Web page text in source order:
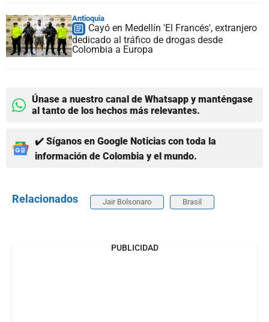
Antioquia
Cayó en Medellín 'El Francés', extranjero
dedicado al tráfico de drogas desde
Colombia a Europa
Únase a nuestro canal de Whatsapp y manténgase
al tanto de los hechos más relevantes.
✔️ Síganos en Google Noticias con toda la
información de Colombia y el mundo.
Relacionados Jair Bolsonaro Brasil
PUBLICIDAD